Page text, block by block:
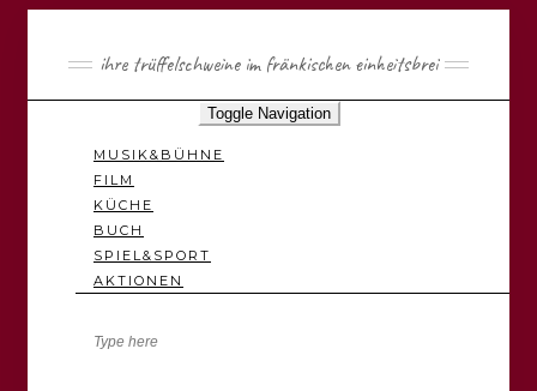
ihre trüffelschweine im fränkischen einheitsbrei
Toggle Navigation
MUSIK&BÜHNE
FILM
KÜCHE
BUCH
SPIEL&SPORT
AKTIONEN